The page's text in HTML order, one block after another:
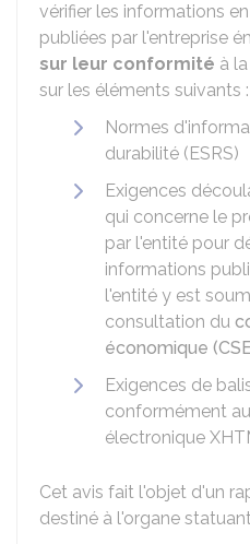
vérifier les informations
publiées par l'entreprise
sur leur conformité à
sur les éléments suivants :
Normes
durabilité (ESRS)
Exigences
qui concerne le
par l'entité pour
informations
l'entité y est
consultation du
économique
Exigences de
conformément
électronique
Cet avis fait l'objet d'un
destiné à l'organe